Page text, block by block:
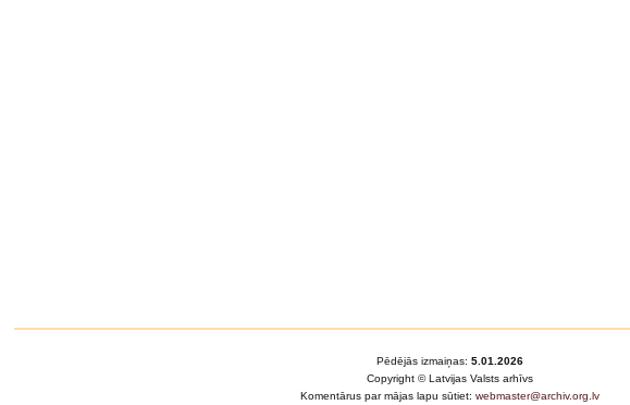
Pēdējās izmaiņas: 5.01.2026
Copyright © Latvijas Valsts arhīvs
Komentārus par mājas lapu sūtiet: webmaster@archiv.org.lv